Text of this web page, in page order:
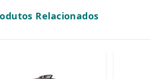
Relacionados